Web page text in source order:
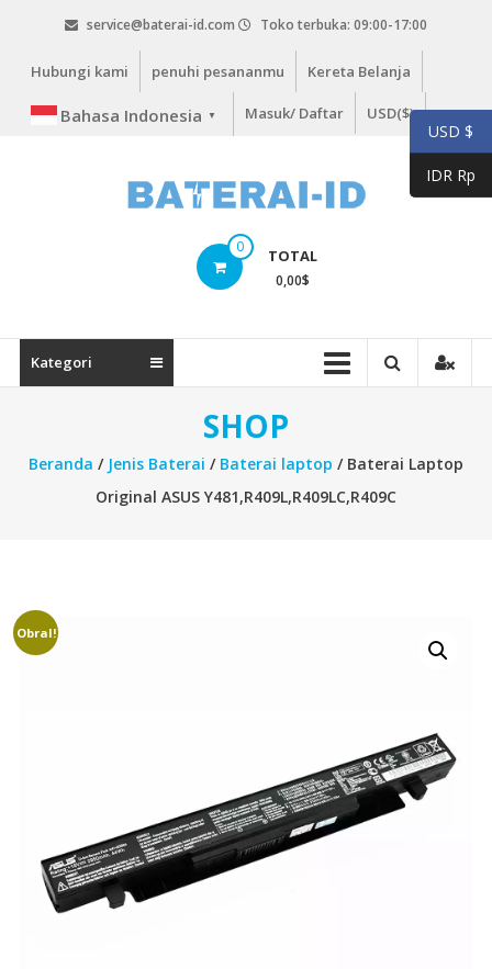
service@baterai-id.com Toko terbuka: 09:00-17:00
Hubungi kami penuhi pesananmu Kereta Belanja
Bahasa Indonesia ▼ Masuk/ Daftar USD($)
id.com
0 TOTAL
0,00$
Kategori
SHOP
Beranda / Jenis Baterai / Baterai laptop / Baterai Laptop
Original ASUS Y481,R409L,R409LC,R409C
Obral!
USD $
IDR Rp